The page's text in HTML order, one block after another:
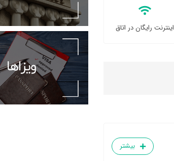
اینترنت رایگان در اتاق
بیشتر